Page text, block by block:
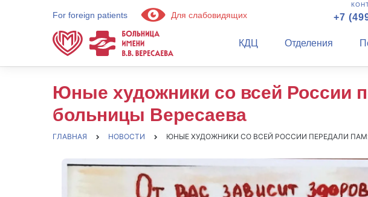
For foreign patients Для слабовидящих +7
КДЦ Отделения
Юные художники со всей России
больницы Вересаева
ГЛАВНАЯ НОВОСТИ ЮНЫЕ ХУДОЖНИКИ СО ВСЕЙ РОССИИ ПЕРЕДАЛИ